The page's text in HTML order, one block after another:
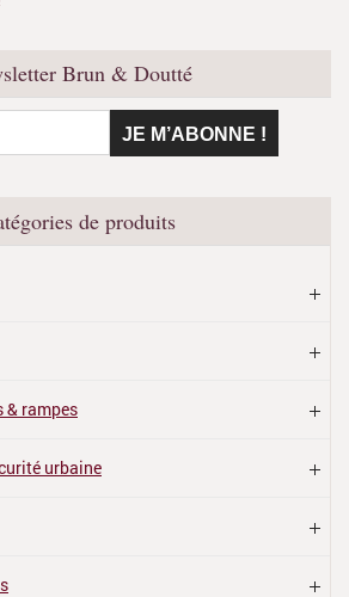
Brun & Doutté
de produits
& rampes
urbaine